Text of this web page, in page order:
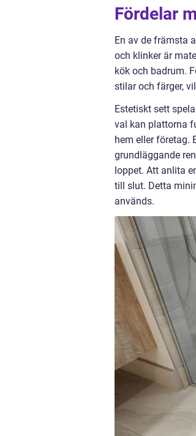
Fördelar
En av de främsta
och klinker är
kök och badrum.
stilar och färger,
Estetiskt sett
val kan plattorna
hem eller företag.
grundläggande
loppet. Att anlita
till slut. Detta
används.